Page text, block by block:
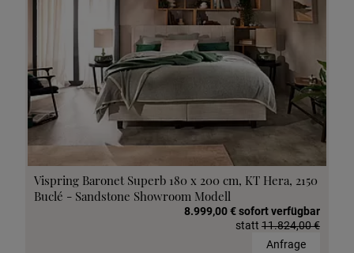
Vispring Baronet Superb 180 x 200 cm, KT Hera, 2150
Buclé - Sandstone Showroom Modell
8.999,00 € sofort verfügbar
statt 11.824,00 €
Anfrage